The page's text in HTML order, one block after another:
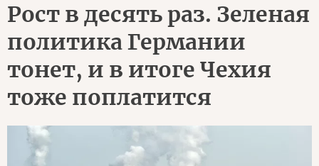
Рост в десять раз. Зеленая
политика Германии
тонет, и в итоге Чехия
тоже поплатится